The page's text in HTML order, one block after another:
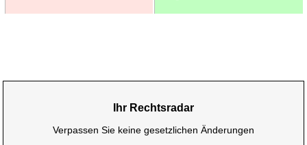
Ihr Rechtsradar
Verpassen Sie keine gesetzlichen Änderungen